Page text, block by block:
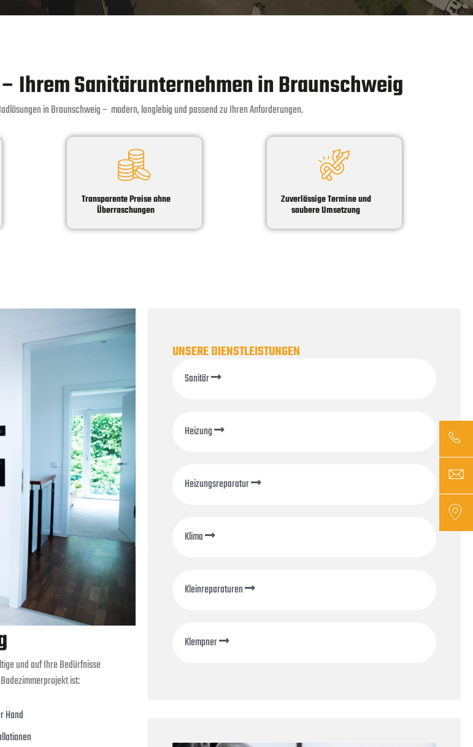
Ihrem Sanitärunternehmen in Braunschweig
in Braunschweig – modern, langlebig und passend zu Ihren Anforderungen.
Transparente Preise ohne
Überraschungen
Zuverlässige Termine und
saubere Umsetzung
und auf Ihre Bedürfnisse
ist:
Hand
UNSERE DIENSTLEISTUNGEN
Sanitär
Heizung
Heizungsreparatur
Klima
Kleinreparaturen
Klempner